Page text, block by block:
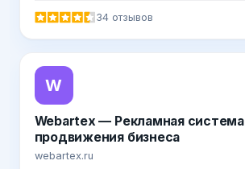
34 отзывов
W
Webartex — Рекламная
продвижения бизнеса
webartex.ru